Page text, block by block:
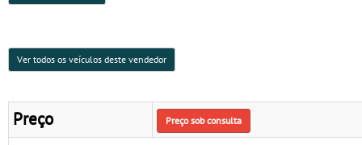
Ver todos os veículos deste vendedor
Preço Preço sob consulta